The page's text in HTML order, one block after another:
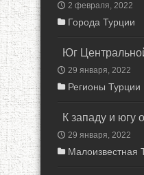
2 февраля, 2022
Города Турции
Юг
29 января, 2022
Регионы Турции
К западу и югу
29 января, 2022
Малоизвестная